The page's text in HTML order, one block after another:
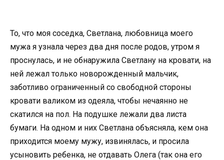
То, что моя соседка, Светлана, любовница моего
мужа я узнала через два дня после родов, утром я
проснулась, и не обнаружила Светлану на кровати, на
ней лежал только новорожденный мальчик,
заботливо ограниченный со свободной стороны
кровати валиком из одеяла, чтобы нечаянно не
скатился на пол. На подушке лежали два листа
бумаги. На одном и них Светлана объясняла, кем она
приходится моему мужу, извинялась, и просила
усыновить ребенка, не отдавать Олега (так она его